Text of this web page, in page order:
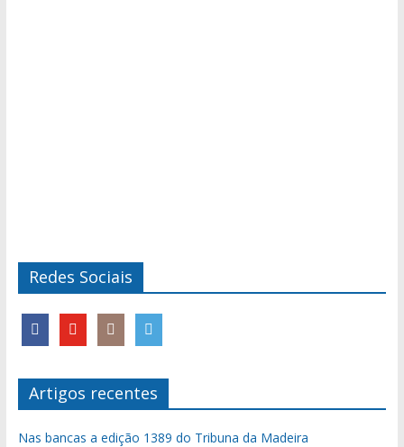
Redes Sociais
Artigos recentes
Nas bancas a edição 1389 do Tribuna da Madeira